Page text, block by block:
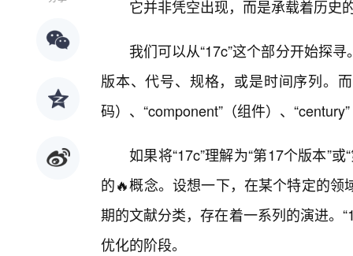
它并非凭空出现，而是承载着历史
我们可以从“17c”这个部分开始探
版本、代号、规格，或是时间序列。而
码）、“component”（组件）、
如果将“17c”理解为“第17个版本”
的🔥概念。设想一下，在某个特定的
期的文献分类，存在着一系列的演进。
优化的阶段。